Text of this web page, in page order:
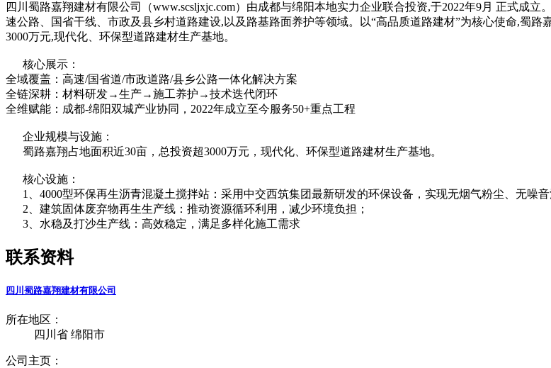
四川蜀路嘉翔建材有限公司（www.scsljxjc.com）由成都与绵阳本地实力企业联合投资,于2022年9月 正式成
速公路、国省干线、市政及县乡村道路建设,以及路基路面养护等领域。以“高品质道路建材”为核心使命,蜀
3000万元,现代化、环保型道路建材生产基地。
核心展示：
全域覆盖：高速/国省道/市政道路/县乡公路一体化解决方案
全链深耕：材料研发→生产→施工养护→技术迭代闭环
全维赋能：成都-绵阳双城产业协同，2022年成立至今服务50+重点工程
企业规模与设施：
蜀路嘉翔占地面积近30亩，总投资超3000万元，现代化、环保型道路建材生产基地。
核心设施：
1、4000型环保再生沥青混凝土搅拌站：采用中交西筑集团最新研发的环保设备，实现无烟气粉尘、无噪音
2、建筑固体废弃物再生生产线：推动资源循环利用，减少环境负担；
3、水稳及打沙生产线：高效稳定，满足多样化施工需求
联系资料
四川蜀路嘉翔建材有限公司
所在地区：
四川省 绵阳市
公司主页：